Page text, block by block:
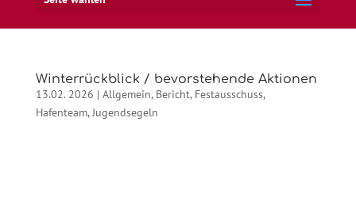
Winterrückblick / bevorstehende Aktionen
13.02. 2026 | Allgemein, Bericht, Festausschuss,
Hafenteam,Jugendsegeln